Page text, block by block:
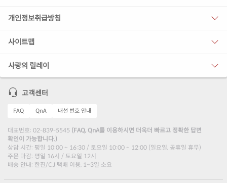
개인정보취급방침
사이트맵
사랑의 릴레이
고객센터
FAQ QnA 내선 번호 안내
대표번호: 02-839-5545 (FAQ, QnA를 이용하시면 더욱더 빠르고 정확한 답변
확인이 가능합니다.)
상담 시간: 평일 10:00 ~ 16:30 / 토요일 10:00 ~ 12:00 (일요일, 공휴일 휴무)
주문 마감: 평일 16시 / 토요일 12시
배송 안내: 한진/CJ 택배 이용, 1~3일 소요